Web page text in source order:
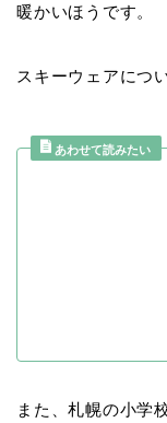
暖かいほうです。
スキーウェアにつ
また、札幌の小学